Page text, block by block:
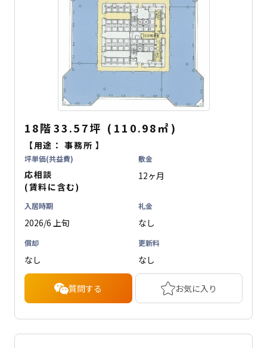
18階33.57坪 ( 110.98㎡ )
【用途：事務所 】
坪単価(共益費)
応相談
(賃料に含む)
敷金
12ヶ月
入居時期
2026/6 上旬
礼金
なし
償却
なし
更新料
なし
質問する お気に入り